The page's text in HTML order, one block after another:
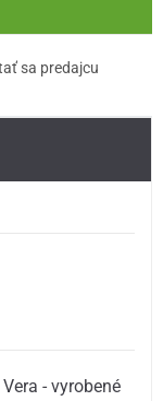
sa predajcu
- vyrobené